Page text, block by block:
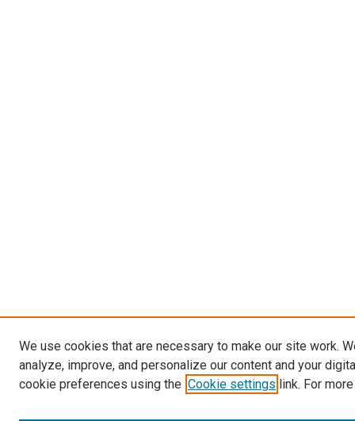
We use cookies that are necessary to make our site work.
analyze, improve, and personalize our content and your
cookie preferences using the Cookie settings link. For